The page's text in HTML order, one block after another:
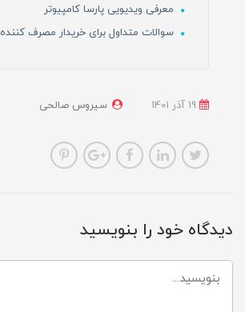
معرفی ویدیویی پارسا کامپیوتر
سوالات متداول برای خریدار مصرف کننده
سیروس صالحی
دیدگاه خود را بنویسید